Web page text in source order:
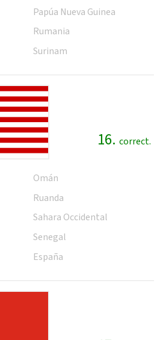
Papúa Nueva Guinea
Rumania
Surinam
16. correct.
Omán
Ruanda
Sahara Occidental
Senegal
España